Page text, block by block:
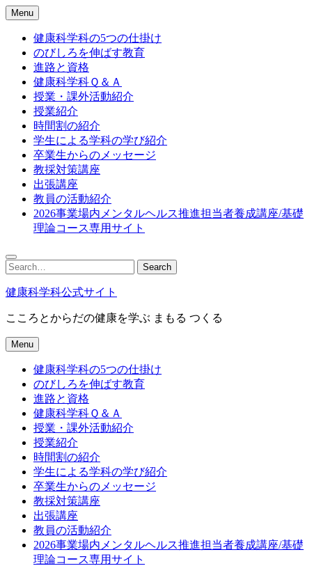
Skip
to
content
Menu
健康科学科の5つの仕掛け
のびしろを伸ばす教育
進路と資格
健康科学科Ｑ＆Ａ
授業・課外活動紹介
授業紹介
時間割の紹介
学生による学科の学び紹介
卒業生からのメッセージ
教採対策講座
出張講座
教員の活動紹介
2026事業場内メンタルヘルス推進担当者養成講座/基礎
理論コース専用サイト
Search
for:
Search
健康科学科公式サイト
こころとからだの健康を学ぶ まもる つくる
Menu
健康科学科の5つの仕掛け
のびしろを伸ばす教育
進路と資格
健康科学科Ｑ＆Ａ
授業・課外活動紹介
授業紹介
時間割の紹介
学生による学科の学び紹介
卒業生からのメッセージ
教採対策講座
出張講座
教員の活動紹介
2026事業場内メンタルヘルス推進担当者養成講座/基礎
理論コース専用サイト